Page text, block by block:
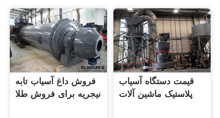
فروش داغ آسیاب تابه
نیجریه برای فروش طلا
قیمت دستگاه آسیاب
پلاستیک ماشین آلات